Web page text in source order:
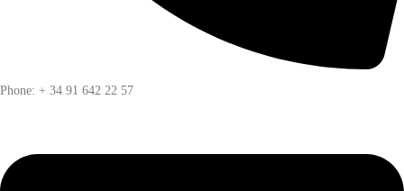
Phone: + 34 91 642 22 57